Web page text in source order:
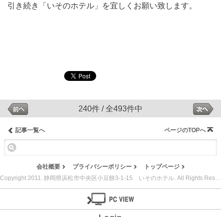
引き続き「いそのホテル」を宜しくお願い致します。
240件 / 全493件中
記事一覧へ ページのTOPへ
会社概要 プライバシーポリシー
トップページ
Copyright 2011. 静岡県浜松市中央区小豆餅3-1-15 いそのホテル. All Rights Reserved.